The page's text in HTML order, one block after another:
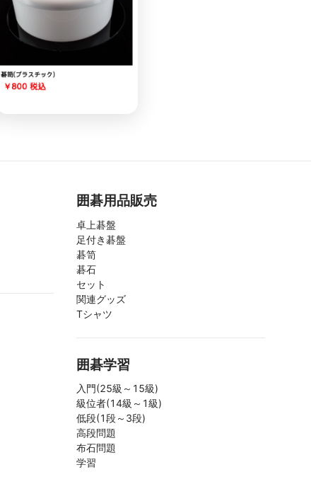
囲碁用品販売
卓上碁盤
足付き碁盤
碁笥
碁石
セット
関連グッズ
Tシャツ
囲碁学習
入門(25級～15級)
級位者(14級～1級)
低段(1段～3段)
高段問題
布石問題
学習